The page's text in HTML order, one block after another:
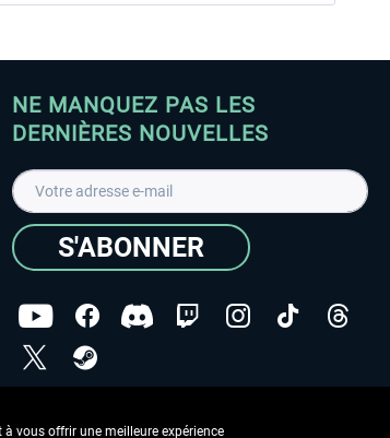
NE MANQUEZ PAS LES
DERNIÈRES NOUVELLES
S'ABONNER
vous offrir une meilleure expérience